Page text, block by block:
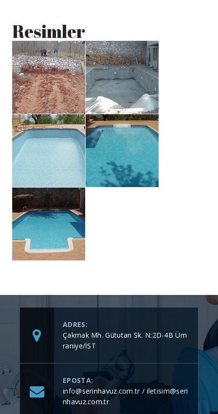
Resimler
ADRES:
Çakmak Mh. Gütutan Sk. N:2D-4B Üm
raniye/İST
EPOSTA:
info@serinhavuz.com.tr / iletisim@seri
nhavuz.com.tr